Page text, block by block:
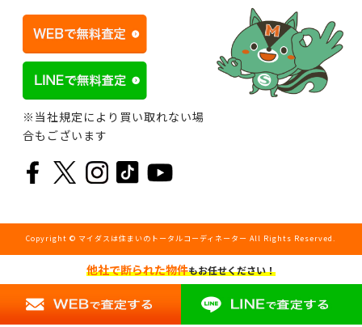
他社で断られた物件もお任せください！
※当社規定により買い取れない場
合もございます
Copyright © マイダスは住まいのトータルコーディネーター All Rights Reserved.